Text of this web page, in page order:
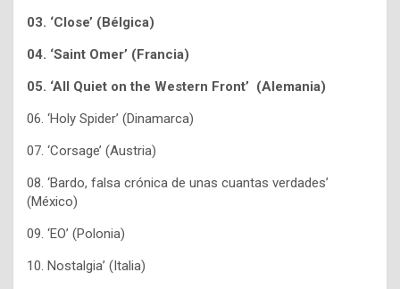
03. ‘Close’ (Bélgica)
04. ‘Saint Omer’ (Francia)
05. ‘All Quiet on the Western Front’ (Alemania)
06. ‘Holy Spider’ (Dinamarca)
07. ‘Corsage’ (Austria)
08. ‘Bardo, falsa crónica de unas cuantas verdades’
(México)
09. ‘EO’ (Polonia)
10. Nostalgia’ (Italia)